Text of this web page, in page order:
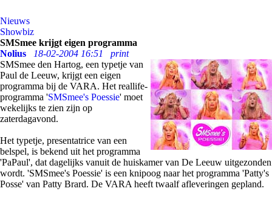
Nieuws
Showbiz
SMSmee krijgt eigen programma
Nolius
18-02-2004 16:51
print
SMSmee den Hartog, een typetje van
Paul de Leeuw, krijgt een eigen
programma bij de VARA. Het reallife-
programma 'SMSmee's Poessie' moet
wekelijks te zien zijn op
zaterdagavond.
Het typetje, presentatrice van een
belspel, is bekend uit het programma
'PaPaul', dat dagelijks vanuit de huiskamer van De Leeuw uitgezonden
wordt. 'SMSmee's Poessie' is een knipoog naar het programma 'Patty's
Posse' van Patty Brard. De VARA heeft twaalf afleveringen gepland.